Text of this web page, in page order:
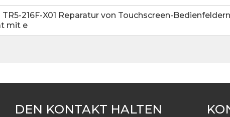
216F-X01 Reparatur von Touchscreen-Bedienfeldern.
mit e
DEN KONTAKT HALTEN